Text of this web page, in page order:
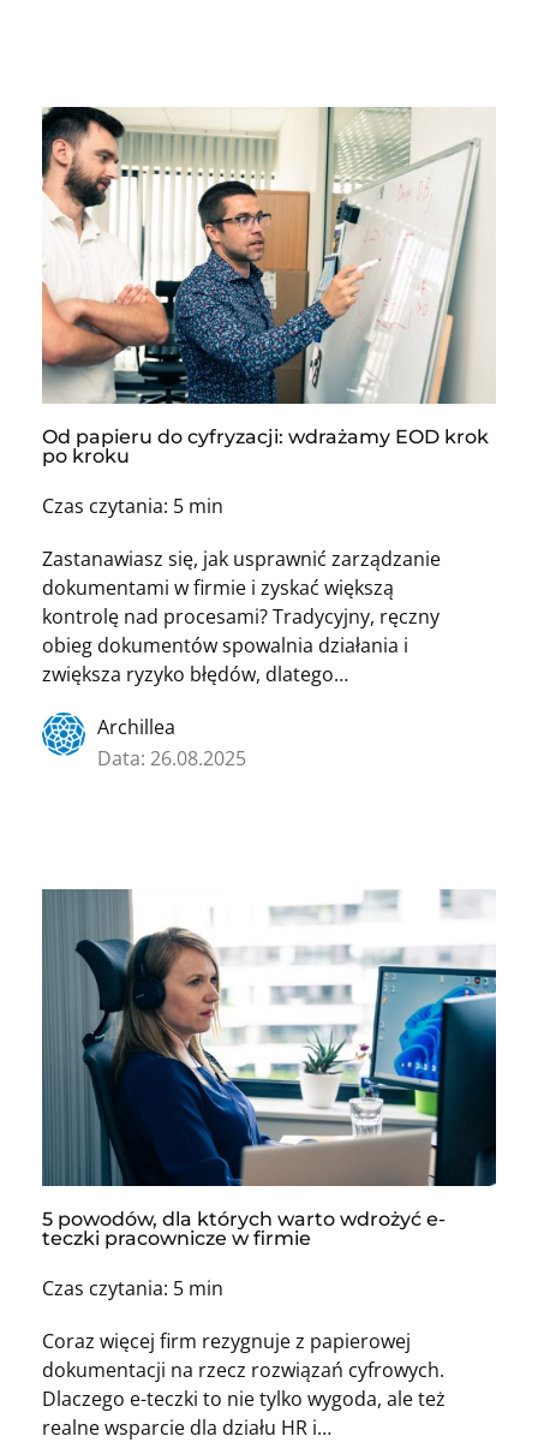
Od papieru do cyfryzacji: wdrażamy EOD krok
po kroku
Czas czytania: 5 min
Zastanawiasz się, jak usprawnić zarządzanie
dokumentami w firmie i zyskać większą
kontrolę nad procesami? Tradycyjny, ręczny
obieg dokumentów spowalnia działania i
zwiększa ryzyko błędów, dlatego…
Archillea
Data: 26.08.2025
5 powodów, dla których warto wdrożyć e-
teczki pracownicze w firmie
Czas czytania: 5 min
Coraz więcej firm rezygnuje z papierowej
dokumentacji na rzecz rozwiązań cyfrowych.
Dlaczego e-teczki to nie tylko wygoda, ale też
realne wsparcie dla działu HR i…